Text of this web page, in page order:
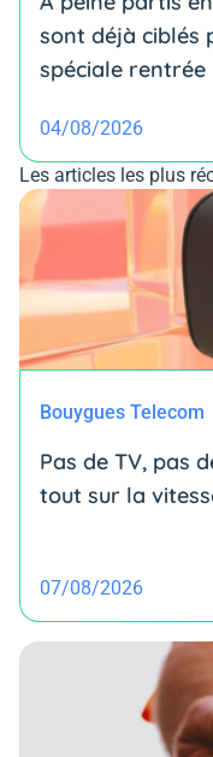
sont déjà ciblés
spéciale rentrée
04/08/2026
Les articles les plus
Bouygues Telecom
Pas de TV, pas
tout sur la
07/08/2026